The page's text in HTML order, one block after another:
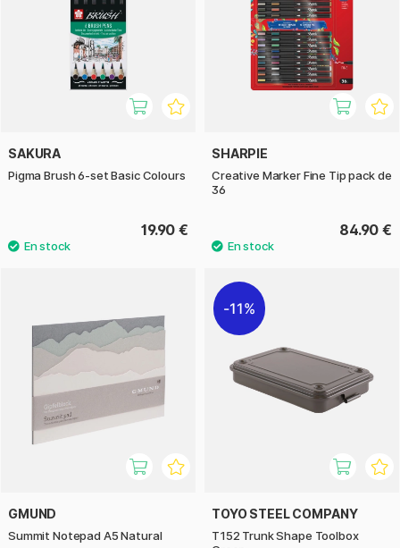
SAKURA
Pigma Brush 6-set Basic Colours
19.90 €
SHARPIE
Creative Marker Fine Tip pack de
36
84.90 €
GMUND
Summit Notepad A5 Natural
11%
TOYO STEEL COMPANY
T152 Trunk Shape Toolbox